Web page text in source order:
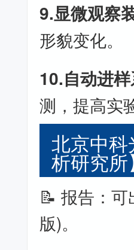
9.显微观察
形貌变化。
10.自动进样
测，提高实
北京中
析研究所
📝 报告：
版)。